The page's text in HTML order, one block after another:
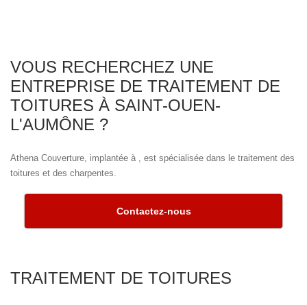
VOUS RECHERCHEZ UNE
ENTREPRISE DE TRAITEMENT DE
TOITURES À SAINT-OUEN-
L'AUMÔNE ?
Athena Couverture, implantée à , est spécialisée dans le traitement des
toitures et des charpentes.
Contactez-nous
TRAITEMENT DE TOITURES